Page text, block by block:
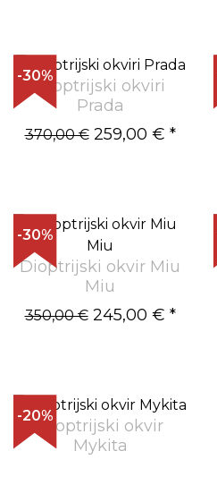
-30%
Dioptrijski okviri
Prada
370,00 €259,00 € *
-30%
Dioptrijski okvir Miu
Miu
350,00 €245,00 € *
-20%
Dioptrijski okvir
Mykita